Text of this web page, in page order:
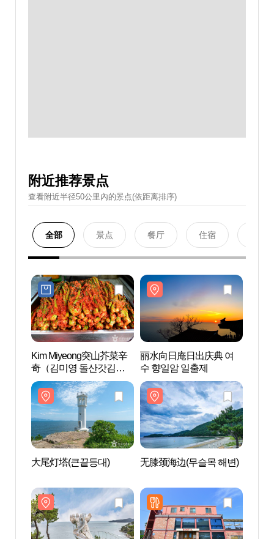
附近推荐景点
查看附近半径50公里內的景点(依距离排序)
全部 景点 餐厅 住宿
Kim Miyeong突山芥菜辛
奇（김미영 돌산갓김
치）
丽水向日庵日出庆典 여
수 향일암 일출제
大尾灯塔(큰끝등대) 无膝颈海边(무슬목 해변)